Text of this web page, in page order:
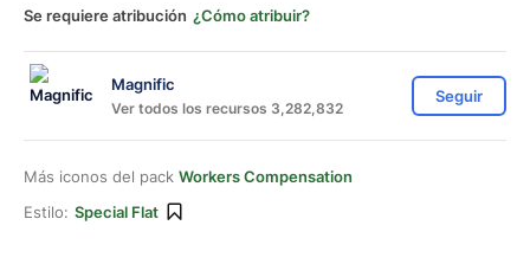
Se requiere atribución ¿Cómo atribuir?
Magnific
Ver todos los recursos 3,282,832
Seguir
Más iconos del pack Workers Compensation
Estilo: Special Flat